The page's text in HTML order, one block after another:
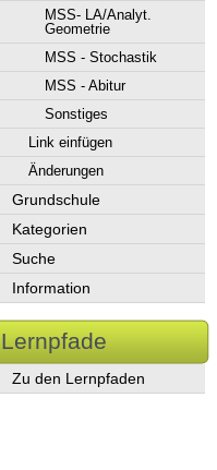
MSS- LA/Analyt.
Geometrie
MSS - Stochastik
MSS - Abitur
Sonstiges
Link einfügen
Änderungen
Grundschule
Kategorien
Suche
Information
Lernpfade
Zu den Lernpfaden